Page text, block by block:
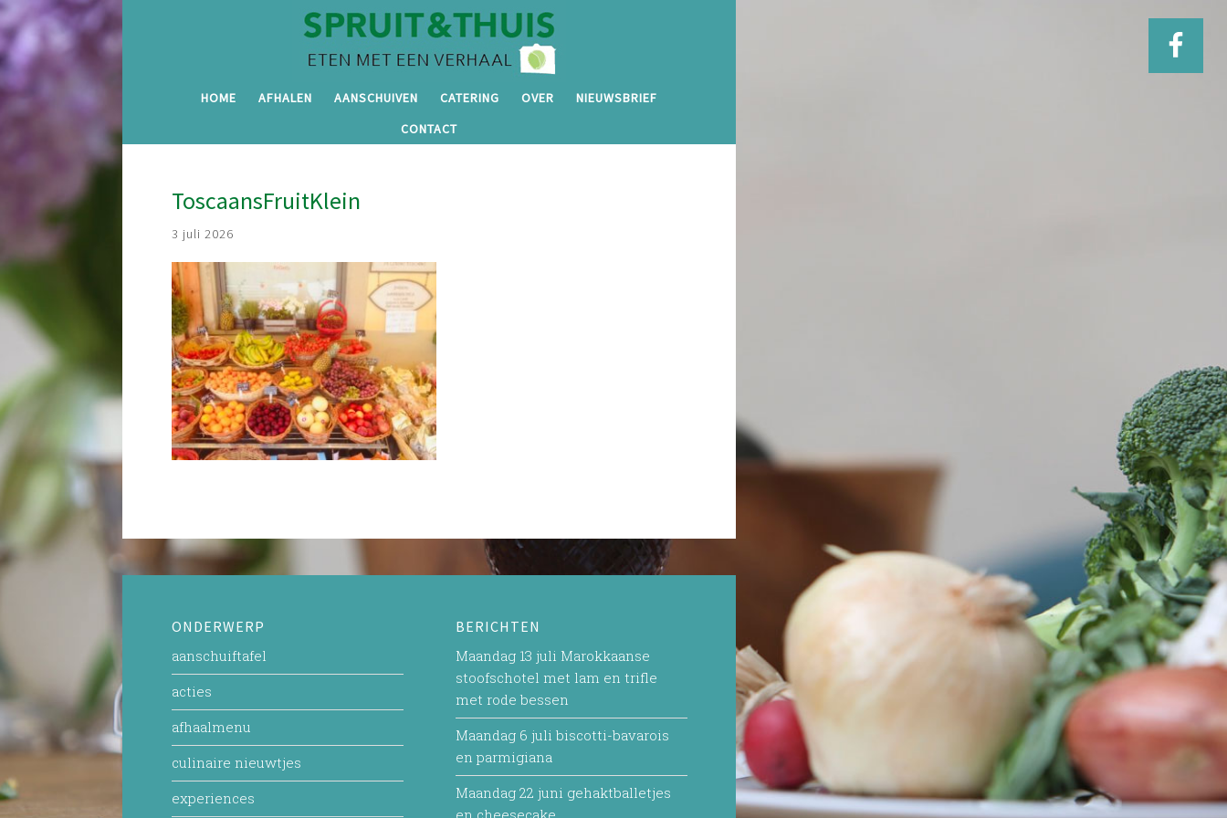
HOME AFHALEN AANSCHUIVEN CATERING OVER
NIEUWSBRIEF
CONTACT
ToscaansFruitKlein
3 juli 2026
ONDERWERP
aanschuiftafel
acties
afhaalmenu
culinaire nieuwtjes
experiences
BERICHTEN
Maandag 13 juli Marokkaanse
stoofschotel met lam en trifle
met rode bessen
Maandag 6 juli biscotti-bavarois
en parmigiana
Maandag 22 juni gehaktballetjes